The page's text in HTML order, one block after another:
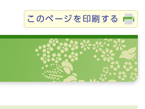
このページを印刷する